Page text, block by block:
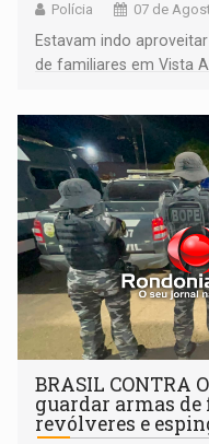
Polícia 07 de
Estavam indo
de familiares em Vista
BRASIL CONTRA
guardar armas de
revólveres e